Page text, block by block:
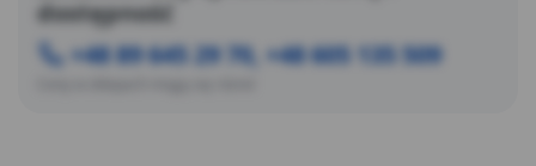
dostępność
+48 89 645 29 70, +48 605 135 509